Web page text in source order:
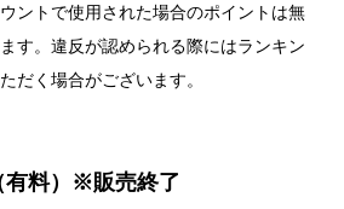
ントで使用された場合のポイントは無
す。違反が認められる際にはランキン
だく場合がございます。
有料）※販売終了